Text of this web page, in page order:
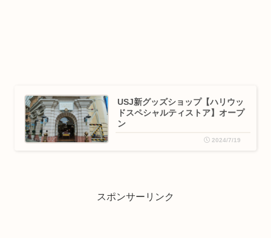
USJ新グッズショップ【ハリウッ
ドスペシャルティストア】オープ
ン
2024/7/19
スポンサーリンク